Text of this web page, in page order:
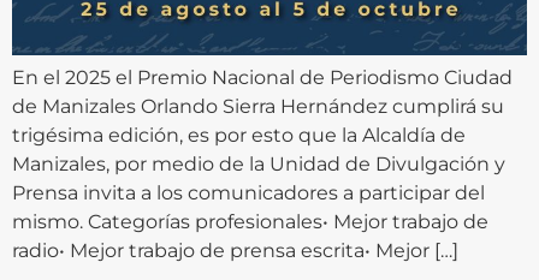
En el 2025 el Premio Nacional de Periodismo Ciudad
de Manizales Orlando Sierra Hernández cumplirá su
trigésima edición, es por esto que la Alcaldía de
Manizales, por medio de la Unidad de Divulgación y
Prensa invita a los comunicadores a participar del
mismo. Categorías profesionales• Mejor trabajo de
radio• Mejor trabajo de prensa escrita• Mejor […]